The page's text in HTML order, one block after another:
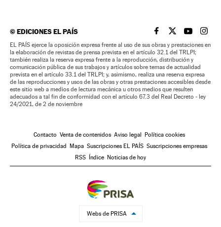
©EDICIONES EL PAÍS EL PAÍS BRASIL EN
EL PAÍSEL PAÍS
EL
EL PAÍS ejerce la oposición expresa frente al uso de sus obras y prestaciones en
la elaboración de revistas de prensa prevista en el artículo 32.1 del TRLPI;
también realiza la reserva expresa frente a la reproducción, distribución y
comunicación pública de sus trabajos y artículos sobre temas de actualidad
prevista en el artículo 33.1 del TRLPI; y, asimismo, realiza una reserva expresa
de las reproducciones y usos de las obras y otras prestaciones accesibles desde
este sitio web a medios de lectura mecánica u otros medios que resulten
adecuados a tal fin de conformidad con el artículo 67.3 del Real Decreto - ley
24/2021, de 2 de noviembre
Contacto Venta de contenidos Aviso legal Política cookies
Política de privacidad Mapa Suscripciones EL PAÍS Suscripciones empresas
RSS Índice Noticias de hoy
Webs de PRISA